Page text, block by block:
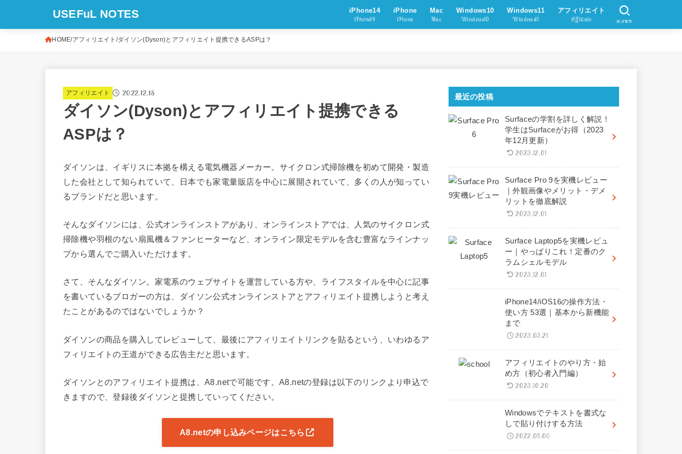
USEFuL NOTES iPhone14
iPhone14
iPhone
iPhone
Mac
Mac
Windows10
Windows10
Windows11
Windows11
アフィリエイト
Affiliate SEARCH
HOME アフィリエイト ダイソン(Dyson)とアフィリエイト提携できるASPは？
アフィリエイト 2022.12.18
ダイソン(Dyson)とアフィリエイト提携できる
ASPは？
ダイソンは、イギリスに本拠を構える電気機器メーカー。サイクロン式掃除機を初めて開発・製造
した会社として知られていて、日本でも家電量販店を中心に展開されていて、多くの人が知ってい
るブランドだと思います。
そんなダイソンには、公式オンラインストアがあり、オンラインストアでは、人気のサイクロン式
掃除機や羽根のない扇風機＆ファンヒーターなど、オンライン限定モデルを含む豊富なラインナッ
プから選んでご購入いただけます。
さて、そんなダイソン。家電系のウェブサイトを運営している方や、ライフスタイルを中心に記事
を書いているブロガーの方は、ダイソン公式オンラインストアとアフィリエイト提携しようと考え
たことがあるのではないでしょうか？
ダイソンの商品を購入してレビューして、最後にアフィリエイトリンクを貼るという、いわゆるア
フィリエイトの王道ができる広告主だと思います。
ダイソンとのアフィリエイト提携は、A8.netで可能です。A8.netの登録は以下のリンクより申込で
きますので、登録後ダイソンと提携していってください。
A8.netの申し込みページはこちら
最近の投稿
Surfaceの学割を詳しく解説！
学生はSurfaceがお得（2023
年12月更新）
2023.12.01
Surface Pro 9を実機レビュー
｜外観画像やメリット・デメ
リットを徹底解説
2023.12.01
Surface Laptop5を実機レビュ
ー｜やっぱりこれ！定番のク
ラムシェルモデル
2023.12.01
iPhone14/iOS16の操作方法・
使い方 53選｜基本から新機能
まで
2023.03.21
アフィリエイトのやり方・始
め方（初心者入門編）
2023.10.20
Windowsでテキストを書式な
しで貼り付けする方法
2022.05.06